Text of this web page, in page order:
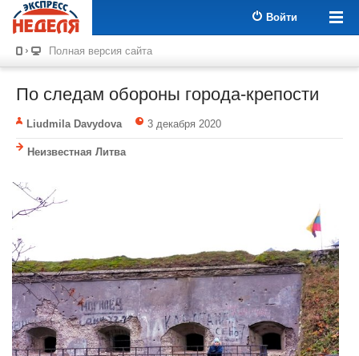
Войти
Полная версия сайта
По следам обороны города-крепости
Liudmila Davydova 3 декабря 2020
Неизвестная Литва